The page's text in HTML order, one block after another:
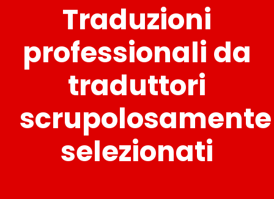
Traduzioni
professionali da
traduttori
scrupolosamente
selezionati